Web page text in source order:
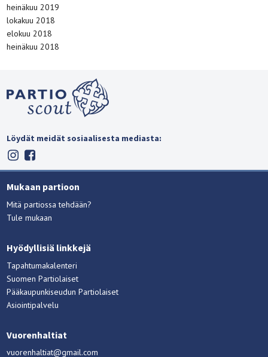
heinäkuu 2019
lokakuu 2018
elokuu 2018
heinäkuu 2018
Löydät meidät sosiaalisesta mediasta:
Mukaan partioon
Mitä partiossa tehdään?
Tule mukaan
Hyödyllisiä linkkejä
Tapahtumakalenteri
Suomen Partiolaiset
Pääkaupunkiseudun Partiolaiset
Asiointipalvelu
Vuorenhaltiat
vuorenhaltiat@gmail.com